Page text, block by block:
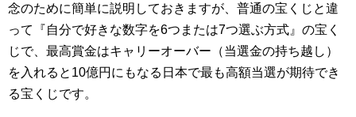
念のために簡単に説明しておきますが、普通の宝くじと違
って『自分で好きな数字を6つまたは7つ選ぶ方式』の宝く
じで、最高賞金はキャリーオーバー（当選金の持ち越し）
を入れると10億円にもなる日本で最も高額当選が期待でき
る宝くじです。